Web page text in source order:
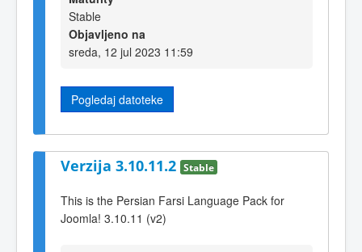
Stable
Objavljeno na
sreda, 12 jul 2023 11:59
Pogledaj datoteke
Verzija 3.10.11.2 Stable
This is the Persian Farsi Language Pack for
Joomla! 3.10.11 (v2)